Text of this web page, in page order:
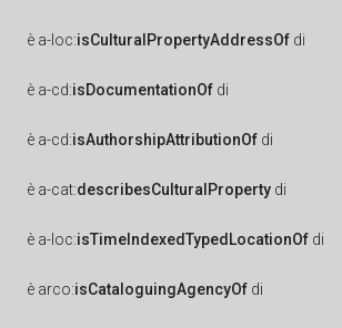
è a-loc:isCulturalPropertyAddressOf di
è a-cd:isDocumentationOf di
è a-cd:isAuthorshipAttributionOf di
è a-cat:describesCulturalProperty di
è a-loc:isTimeIndexedTypedLocationOf di
è arco:isCataloguingAgencyOf di